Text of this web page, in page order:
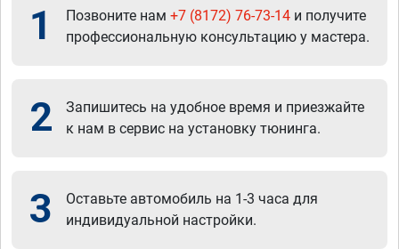
1 Позвоните нам +7 (8172) 76-73-14 и получите
профессиональную консультацию у мастера.
2
Запишитесь на удобное время и приезжайте
к нам в сервис на установку тюнинга.
3
Оставьте автомобиль на 1-3 часа для
индивидуальной настройки.